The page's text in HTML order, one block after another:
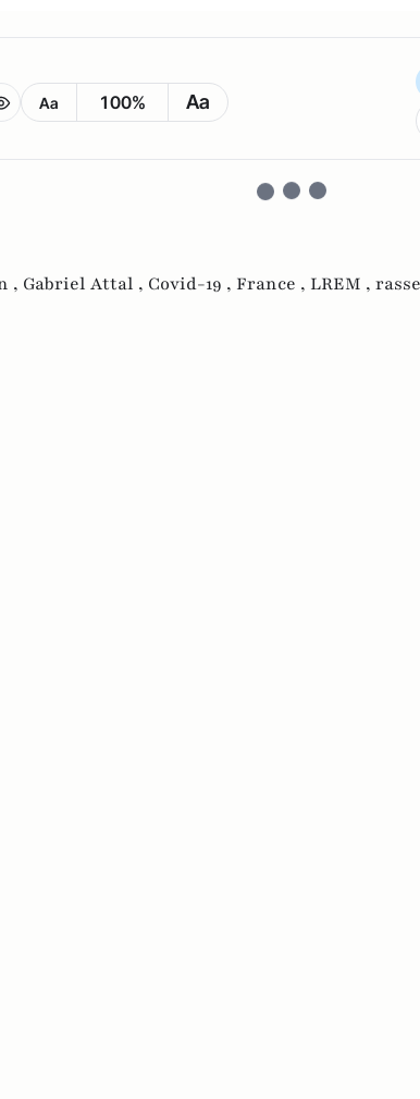
Aa 100% Aa
, Gabriel Attal , Covid-19 , France , LREM ,